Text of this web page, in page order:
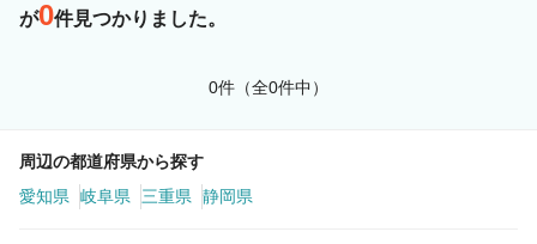
詳細条件
が0件見つかりました。
0件（全0件中）
周辺の都道府県から探す
愛知県 岐阜県 三重県 静岡県